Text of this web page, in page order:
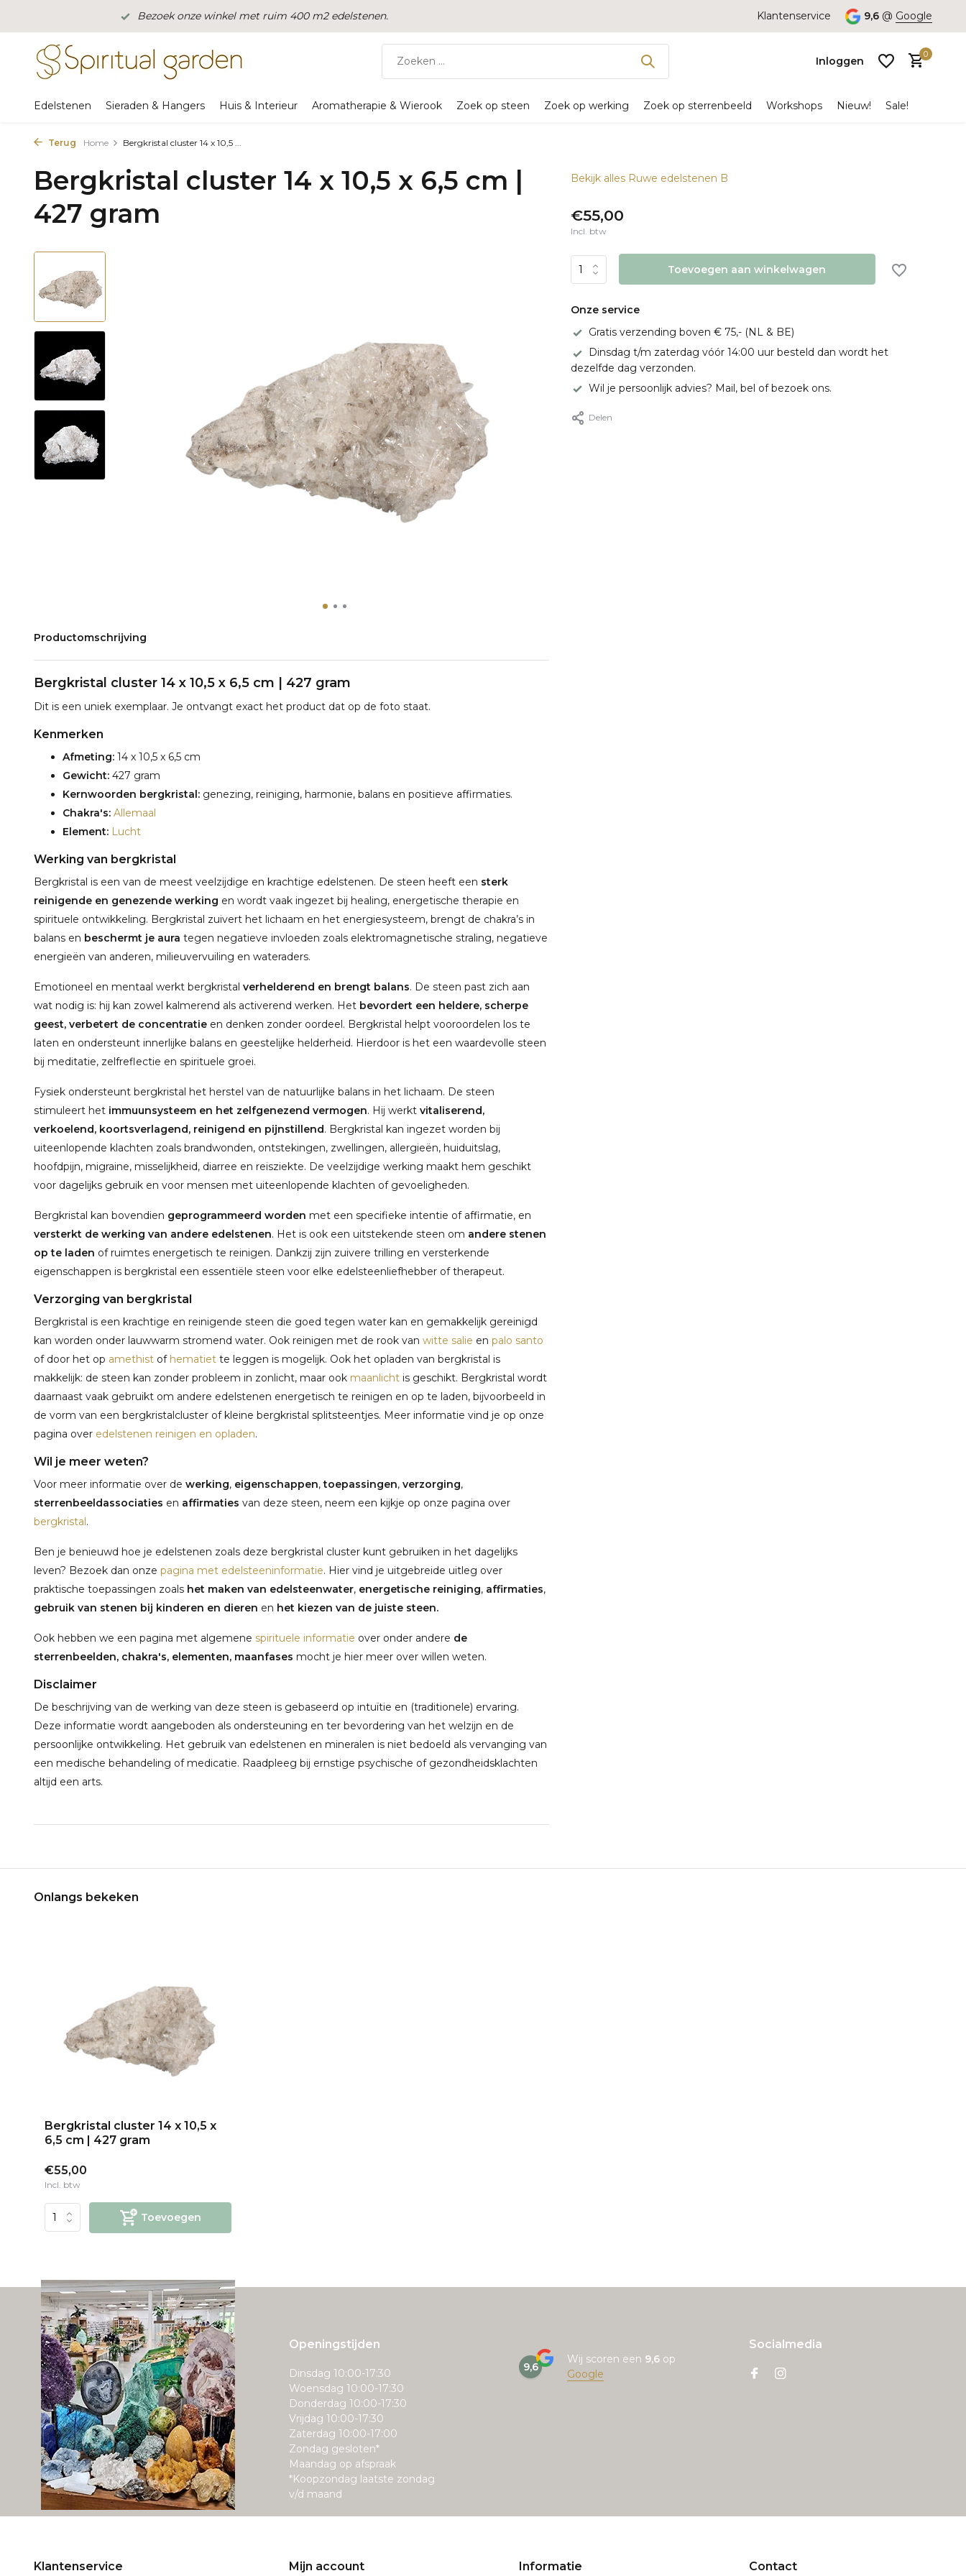
Bezoek onze winkel met ruim 400 m2 edelstenen. Klantenservice 9,6 @ Google
Inloggen
0
Edelstenen Sieraden & Hangers Huis & Interieur Aromatherapie & Wierook Zoek op steen Zoek op werking Zoek op sterrenbeeld Workshops Nieuw! Sale!
Terug Home Bergkristal cluster 14 x 10,5 ...
Bergkristal cluster 14 x 10,5 x 6,5 cm |
427 gram
Productomschrijving
Bergkristal cluster 14 x 10,5 x 6,5 cm | 427 gram
Dit is een uniek exemplaar. Je ontvangt exact het product dat op de foto staat.
Kenmerken
Afmeting: 14 x 10,5 x 6,5 cm
Gewicht: 427 gram
Kernwoorden bergkristal: genezing, reiniging, harmonie, balans en positieve affirmaties.
Chakra's: Allemaal
Element: Lucht
Werking van bergkristal
Bergkristal is een van de meest veelzijdige en krachtige edelstenen. De steen heeft een sterk
reinigende en genezende werking en wordt vaak ingezet bij healing, energetische therapie en
spirituele ontwikkeling. Bergkristal zuivert het lichaam en het energiesysteem, brengt de chakra’s in
balans en beschermt je aura tegen negatieve invloeden zoals elektromagnetische straling, negatieve
energieën van anderen, milieuvervuiling en wateraders.
Emotioneel en mentaal werkt bergkristal verhelderend en brengt balans. De steen past zich aan
wat nodig is: hij kan zowel kalmerend als activerend werken. Het bevordert een heldere, scherpe
geest, verbetert de concentratie en denken zonder oordeel. Bergkristal helpt vooroordelen los te
laten en ondersteunt innerlijke balans en geestelijke helderheid. Hierdoor is het een waardevolle steen
bij meditatie, zelfreflectie en spirituele groei.
Fysiek ondersteunt bergkristal het herstel van de natuurlijke balans in het lichaam. De steen
stimuleert het immuunsysteem en het zelfgenezend vermogen. Hij werkt vitaliserend,
verkoelend, koortsverlagend, reinigend en pijnstillend. Bergkristal kan ingezet worden bij
uiteenlopende klachten zoals brandwonden, ontstekingen, zwellingen, allergieën, huiduitslag,
hoofdpijn, migraine, misselijkheid, diarree en reisziekte. De veelzijdige werking maakt hem geschikt
voor dagelijks gebruik en voor mensen met uiteenlopende klachten of gevoeligheden.
Bergkristal kan bovendien geprogrammeerd worden met een specifieke intentie of affirmatie, en
versterkt de werking van andere edelstenen. Het is ook een uitstekende steen om andere stenen
op te laden of ruimtes energetisch te reinigen. Dankzij zijn zuivere trilling en versterkende
eigenschappen is bergkristal een essentiële steen voor elke edelsteenliefhebber of therapeut.
Verzorging van bergkristal
Bergkristal is een krachtige en reinigende steen die goed tegen water kan en gemakkelijk gereinigd
kan worden onder lauwwarm stromend water. Ook reinigen met de rook van witte salie en palo santo
of door het op amethist of hematiet te leggen is mogelijk. Ook het opladen van bergkristal is
makkelijk: de steen kan zonder probleem in zonlicht, maar ook maanlicht is geschikt. Bergkristal wordt
daarnaast vaak gebruikt om andere edelstenen energetisch te reinigen en op te laden, bijvoorbeeld in
de vorm van een bergkristalcluster of kleine bergkristal splitsteentjes. Meer informatie vind je op onze
pagina over edelstenen reinigen en opladen.
Wil je meer weten?
Voor meer informatie over de werking, eigenschappen,toepassingen, verzorging,
sterrenbeeldassociaties en affirmaties van deze steen, neem een kijkje op onze pagina over
bergkristal.
Ben je benieuwd hoe je edelstenen zoals deze bergkristal cluster kunt gebruiken in het dagelijks
leven? Bezoek dan onze pagina met edelsteeninformatie. Hier vind je uitgebreide uitleg over
praktische toepassingen zoals het maken van edelsteenwater, energetische reiniging, affirmaties,
gebruik van stenen bij kinderen en dieren en het kiezen van de juiste steen.
Ook hebben we een pagina met algemene spirituele informatie over onder andere de
sterrenbeelden, chakra's, elementen, maanfases mocht je hier meer over willen weten.
Disclaimer
De beschrijving van de werking van deze steen is gebaseerd op intuïtie en (traditionele) ervaring.
Deze informatie wordt aangeboden als ondersteuning en ter bevordering van het welzijn en de
persoonlijke ontwikkeling. Het gebruik van edelstenen en mineralen is niet bedoeld als vervanging van
een medische behandeling of medicatie. Raadpleeg bij ernstige psychische of gezondheidsklachten
altijd een arts.
Bekijk alles Ruwe edelstenen B
€55,00
Incl. btw
Toevoegen aan winkelwagen
Onze service
Gratis verzending boven € 75,- (NL & BE)
Dinsdag t/m zaterdag vóór 14:00 uur besteld dan wordt het
dezelfde dag verzonden.
Wil je persoonlijk advies? Mail, bel of bezoek ons.
Delen
Onlangs bekeken
Bergkristal cluster 14 x 10,5 x
6,5 cm | 427 gram
€55,00
Incl. btw
Toevoegen
Openingstijden
Dinsdag 10:00-17:30
Woensdag 10:00-17:30
Donderdag 10:00-17:30
Vrijdag 10:00-17:30
Zaterdag 10:00-17:00
Zondag gesloten*
Maandag op afspraak
*Koopzondag laatste zondag
v/d maand
9,6
Wij scoren een 9,6 op
Google
Socialmedia
Klantenservice Mijn account Informatie Contact